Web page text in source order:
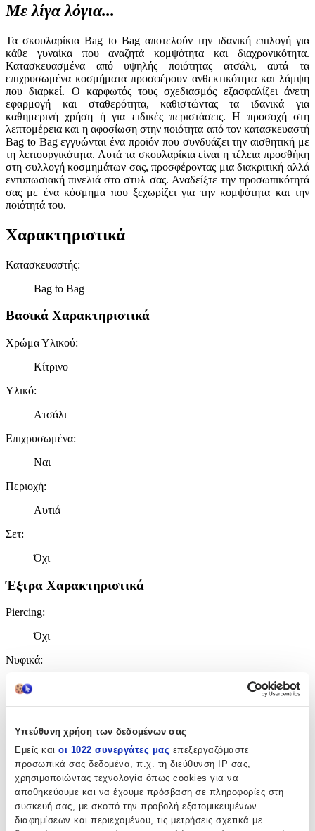
Υπεύθυνη χρήση των δεδομένων σας
Εμείς και οι 1022 συνεργάτες μας επεξεργαζόμαστε
προσωπικά σας δεδομένα, π.χ. τη διεύθυνση IP σας,
χρησιμοποιώντας τεχνολογία όπως cookies για να
αποθηκεύουμε και να έχουμε πρόσβαση σε πληροφορίες στη
συσκευή σας, με σκοπό την προβολή εξατομικευμένων
διαφημίσεων και περιεχομένου, τις μετρήσεις σχετικά με
Με λίγα λόγια...
Τα σκουλαρίκια Bag to Bag αποτελούν την ιδανική επιλογή για
κάθε γυναίκα που αναζητά κομψότητα και διαχρονικότητα.
Κατασκευασμένα από υψηλής ποιότητας ατσάλι, αυτά τα
επιχρυσωμένα κοσμήματα προσφέρουν ανθεκτικότητα και λάμψη
που διαρκεί. Ο καρφωτός τους σχεδιασμός εξασφαλίζει άνετη
εφαρμογή και σταθερότητα, καθιστώντας τα ιδανικά για
καθημερινή χρήση ή για ειδικές περιστάσεις. Η προσοχή στη
λεπτομέρεια και η αφοσίωση στην ποιότητα από τον κατασκευαστή
Bag to Bag εγγυώνται ένα προϊόν που συνδυάζει την αισθητική με
τη λειτουργικότητα. Αυτά τα σκουλαρίκια είναι η τέλεια προσθήκη
στη συλλογή κοσμημάτων σας, προσφέροντας μια διακριτική αλλά
εντυπωσιακή πινελιά στο στυλ σας. Αναδείξτε την προσωπικότητά
σας με ένα κόσμημα που ξεχωρίζει για την κομψότητα και την
ποιότητά του.
Χαρακτηριστικά
Κατασκευαστής:
Bag to Bag
Βασικά Χαρακτηριστικά
Χρώμα Υλικού:
Κίτρινο
Υλικό:
Ατσάλι
Επιχρυσωμένα:
Ναι
Περιοχή:
Αυτιά
Σετ:
Όχι
Έξτρα Χαρακτηριστικά
Piercing:
Όχι
Νυφικά:
Τύπος:
Καρφωτά
Clip:
Όχι
Χαρακτηριστικά